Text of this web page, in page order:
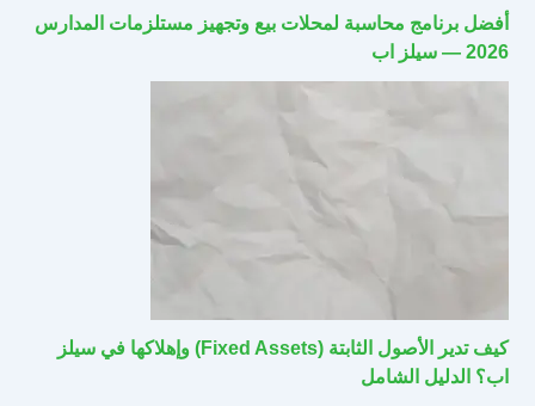
أفضل برنامج محاسبة لمحلات بيع وتجهيز مستلزمات المدارس
2026 — سيلز اب
كيف تدير الأصول الثابتة (Fixed Assets) وإهلاكها في سيلز
اب؟ الدليل الشامل